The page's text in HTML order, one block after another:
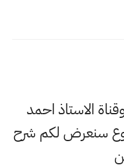
الاستاذ احمد
سنعرض لكم شرح